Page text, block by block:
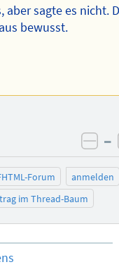
sagte es nicht.
bewusst.
–
Forum
anmelden
im Thread-Baum